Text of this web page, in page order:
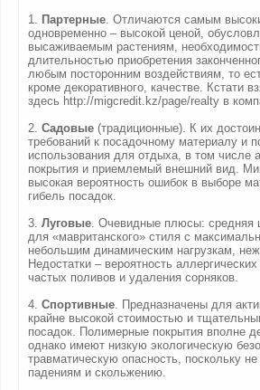
1. Партерные. Отличаются самым
одновременно – высокой ценой,
высаживаемым растениям,
длительностью приобретения
любым посторонним воздействиям, то
кроме декоративного, качестве. Кстати
здесь http://migcredit.kz/page/realty в
2. Садовые (традиционные). К их
требований к посадочному материалу и
использования для отдыха, в том числе
покрытия и приемлемый внешний вид.
высокая вероятность ошибок в выборе
гибель посадок.
3. Луговые. Очевидные плюсы: средняя
для «мавританского» стиля с
небольшим динамическим нагрузкам,
Недостатки – вероятность
частых поливов и удаления сорняков.
4. Спортивные. Предназначены для
крайне высокой стоимостью и
посадок. Полимерные покрытия вполне
однако имеют низкую экологическую
травматическую опасность, поскольку
падениям и скольжению.